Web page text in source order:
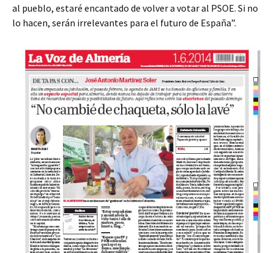
al pueblo, estaré encantado de volver a votar al PSOE. Si no
lo hacen, serán irrelevantes para el futuro de España”.